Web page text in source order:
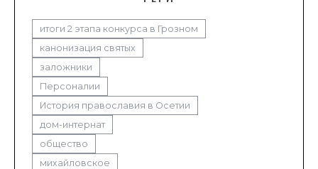
итоги 2 этапа конкурса в Грозном
канонизация святых
заложники
Персоналии
История православия в Осетии
дом-интернат
общество
михайловское